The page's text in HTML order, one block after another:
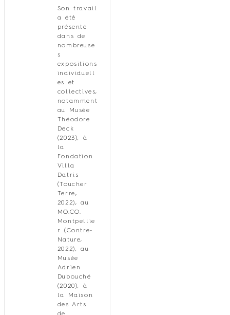
Son travail
a été
présenté
dans de
nombreuse
s
expositions
individuell
es et
collectives,
notamment
au Musée
Théodore
Deck
(2023), à
la
Fondation
Villa
Datris
(Toucher
Terre,
2022), au
MO.CO.
Montpellie
r (Contre-
Nature,
2022), au
Musée
Adrien
Dubouché
(2020), à
la Maison
des Arts